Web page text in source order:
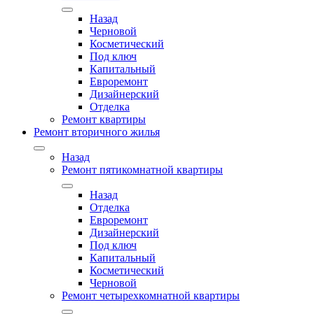
Назад
Черновой
Косметический
Под ключ
Капитальный
Евроремонт
Дизайнерский
Отделка
Ремонт квартиры
Ремонт вторичного жилья
Назад
Ремонт пятикомнатной квартиры
Назад
Отделка
Евроремонт
Дизайнерский
Под ключ
Капитальный
Косметический
Черновой
Ремонт четырехкомнатной квартиры